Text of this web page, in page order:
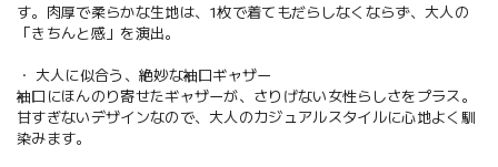
す。肉厚で柔らかな生地は、1枚で着てもだらしなくならず、大人の
「きちんと感」を演出。
・ 大人に似合う、絶妙な袖口ギャザー
袖口にほんのり寄せたギャザーが、さりげない女性らしさをプラス。
甘すぎないデザインなので、大人のカジュアルスタイルに心地よく馴
染みます。